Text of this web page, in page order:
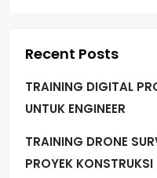
Recent Posts
TRAINING DIGITAL
UNTUK ENGINEER
TRAINING DRONE
PROYEK KONSTRUKSI